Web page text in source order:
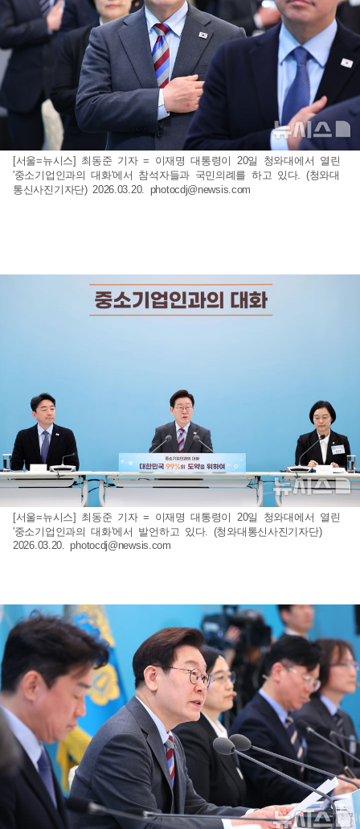
[서울=뉴시스] 최동준 기자 = 이재명 대통령이 20일 청와대에서 열린
'중소기업인과의 대화'에서 참석자들과 국민의례를 하고 있다. (청와대
통신사진기자단) 2026.03.20. photocdj@newsis.com
[서울=뉴시스] 최동준 기자 = 이재명 대통령이 20일 청와대에서 열린
'중소기업인과의 대화'에서 발언하고 있다. (청와대통신사진기자단)
2026.03.20.photocdj@newsis.com